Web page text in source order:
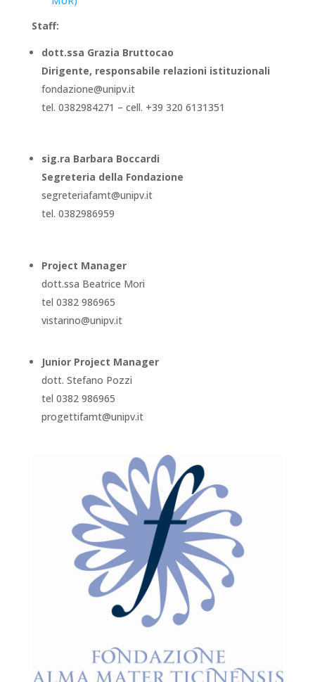
Staff:
dott.ssa Grazia Bruttocao
Dirigente, responsabile relazioni istituzionali
fondazione@unipv.it
tel. 0382984271 – cell. +39 320 6131351
sig.ra Barbara Boccardi
Segreteria della Fondazione
segreteriafamt@unipv.it
tel. 0382986959
Project Manager
dott.ssa Beatrice Mori
tel 0382 986965
vistarino@unipv.it
Junior Project Manager
dott. Stefano Pozzi
tel 0382 986965
progettifamt@unipv.it